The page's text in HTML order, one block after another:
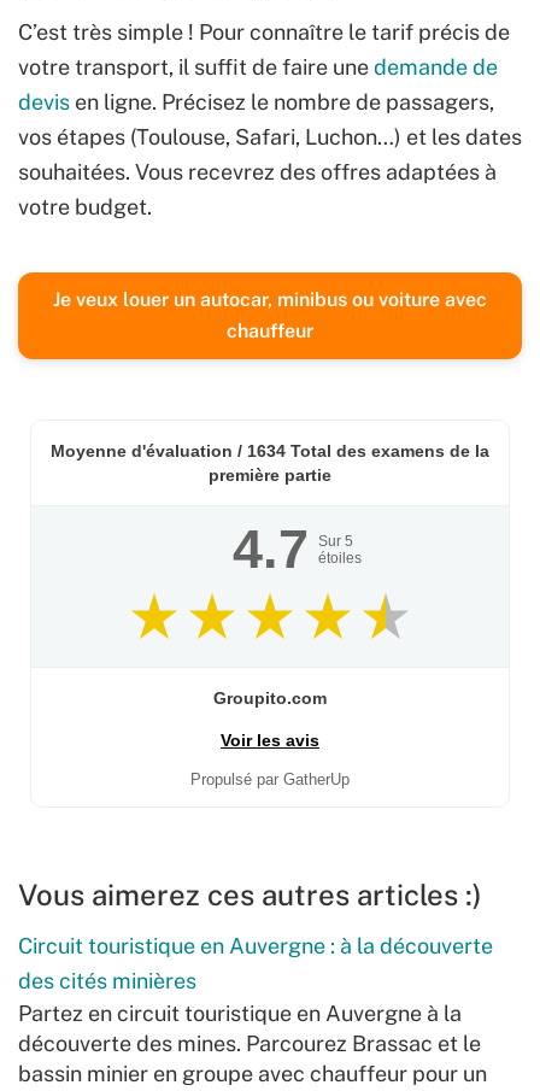
C’est très simple ! Pour connaître le tarif précis de
votre transport, il suffit de faire unedemande de
devis en ligne. Précisez le nombre de passagers,
vos étapes (Toulouse, Safari, Luchon…) et les dates
souhaitées. Vous recevrez des offres adaptées à
votre budget.
Je veux louer un autocar, minibus ou voiture avec
chauffeur
Moyenne d'évaluation / 1634 Total des examens de la
première partie
4.7 Sur 5
étoiles
Groupito.com
Voir les avis
Propulsé par GatherUp
Vous aimerez ces autres articles :)
Circuit touristique en Auvergne : à la découverte
des cités minières
Partez en circuit touristique en Auvergne à la
découverte des mines. Parcourez Brassac et le
bassin minier en groupe avec chauffeur pour un